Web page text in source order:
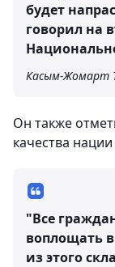
будет
говорил на
Касым-Жомарт
Он также
качества
"Все
воплощать
из этого